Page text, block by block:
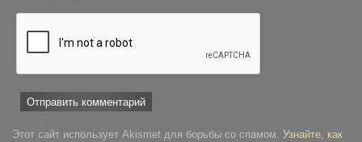
Этот сайт использует Akismet для борьбы со спамом.Узнайте, как